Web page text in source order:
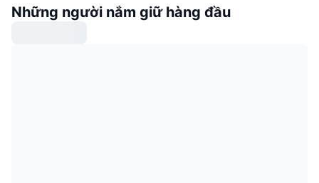
Những người nắm giữ hàng đầu